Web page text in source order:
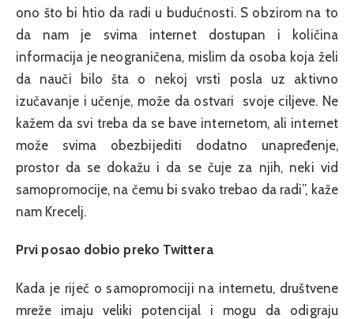
ono što bi htio da radi u budućnosti. S obzirom na to
da nam je svima internet dostupan i količina
informacija je neograničena, mislim da osoba koja želi
da nauči bilo šta o nekoj vrsti posla uz aktivno
izučavanje i učenje, može da ostvari svoje ciljeve. Ne
kažem da svi treba da se bave internetom, ali internet
može svima obezbijediti dodatno unapređenje,
prostor da se dokažu i da se čuje za njih, neki vid
samopromocije, na čemu bi svako trebao da radi”, kaže
nam Krecelj.
Prvi posao dobio preko Twittera
Kada je riječ o samopromociji na internetu, društvene
mreže imaju veliki potencijal i mogu da odigraju